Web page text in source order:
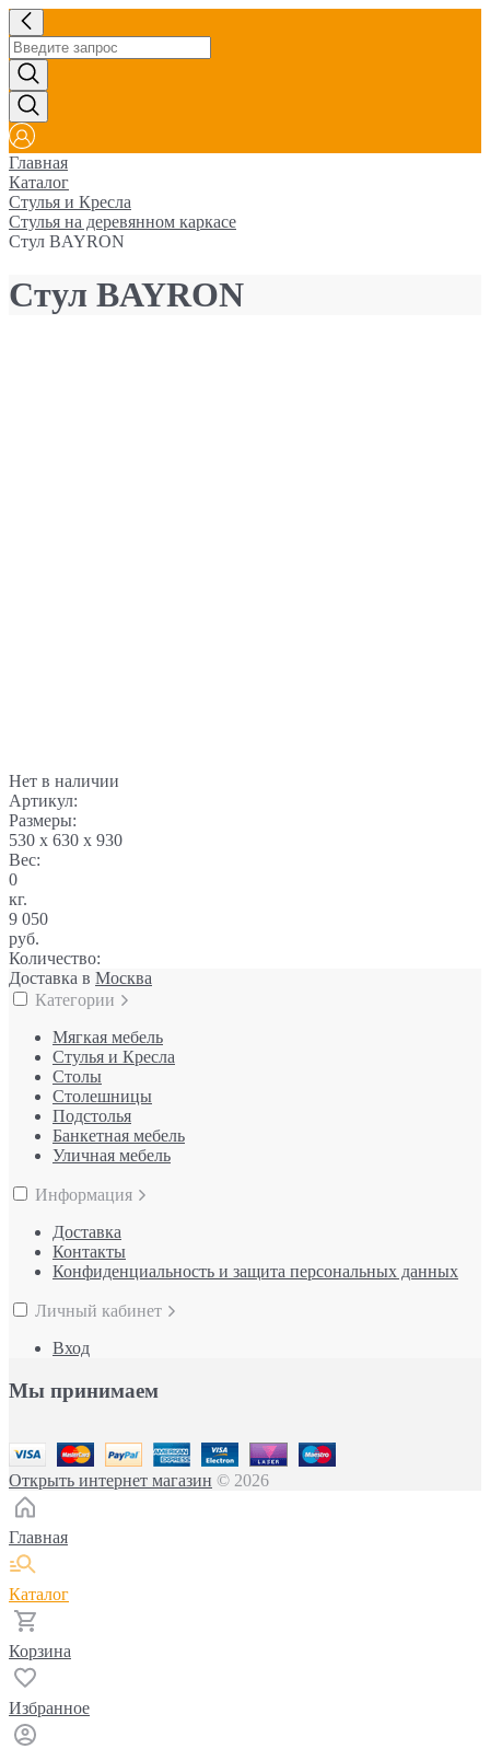
Главная
Каталог
Стулья и Кресла
Стулья на деревянном каркасе
Стул BAYRON
Стул BAYRON
Нет в наличии
Артикул:
Размеры:
530 x 630 x 930
Вес:
0
кг.
9 050
руб.
Количество:
Доставка в Москва
Категории
Мягкая мебель
Стулья и Кресла
Столы
Столешницы
Подстолья
Банкетная мебель
Уличная мебель
Информация
Доставка
Контакты
Конфиденциальность и защита персональных данных
Личный кабинет
Вход
Мы принимаем
Открыть интернет магазин © 2026
Главная
Каталог
Корзина
Избранное